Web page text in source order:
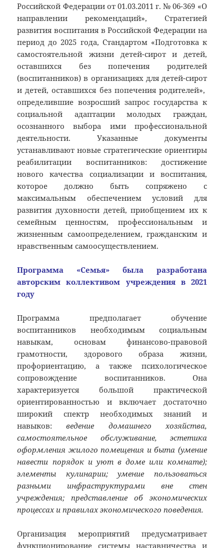
Российской Федерации от 01.03.2011 г. № 06-369 «О
направлении рекомендаций», Стратегией
развития воспитания в Российской Федерации на
период до 2025 года, Стандартом «Подготовка к
самостоятельной жизни детей-сирот и детей,
оставшихся без попечения родителей
(воспитанников) в организациях для детей-сирот
и детей, оставшихся без попечения родителей»,
определившие возросший запрос государства к
социальной адаптации молодых граждан,
осознанного выбора ими профессиональной
деятельности. Указанные документы
устанавливают новые стратегические ориентиры
реабилитации воспитанников: достижение
нового качества социализации и воспитания,
которое должно быть сопряжено с
максимальным обеспечением условий для
развития духовности детей, приобщением их к
семейным ценностям, профессиональным и
жизненным самоопределением, гражданским и
нравственным самоосуществлением.
Программа «Семья» была разработана
авторским коллективом учреждения в 2021
году
Программа предполагает обучение
воспитанников необходимым социальным
навыкам, основам финансово-правовой
грамотности, здорового образа жизни,
профориентацию, а также психологическое
сопровождение воспитанников. Она
характеризуется большой практической
ориентированностью и включает достаточно
широкий спектр необходимых знаний и
навыков:ведение домашнего хозяйства,
самостоятельное обслуживание, эстетика
оформления жилого помещения и быта (умение
навести порядок и уют в доме или комнате);
элементы кулинарии; умение пользоваться
разными инфраструктурами вне стен
учреждения; представление об экономических
процессах и правилах экономического поведения.
Организация мероприятий предусматривает
функционирование системы наставничества и